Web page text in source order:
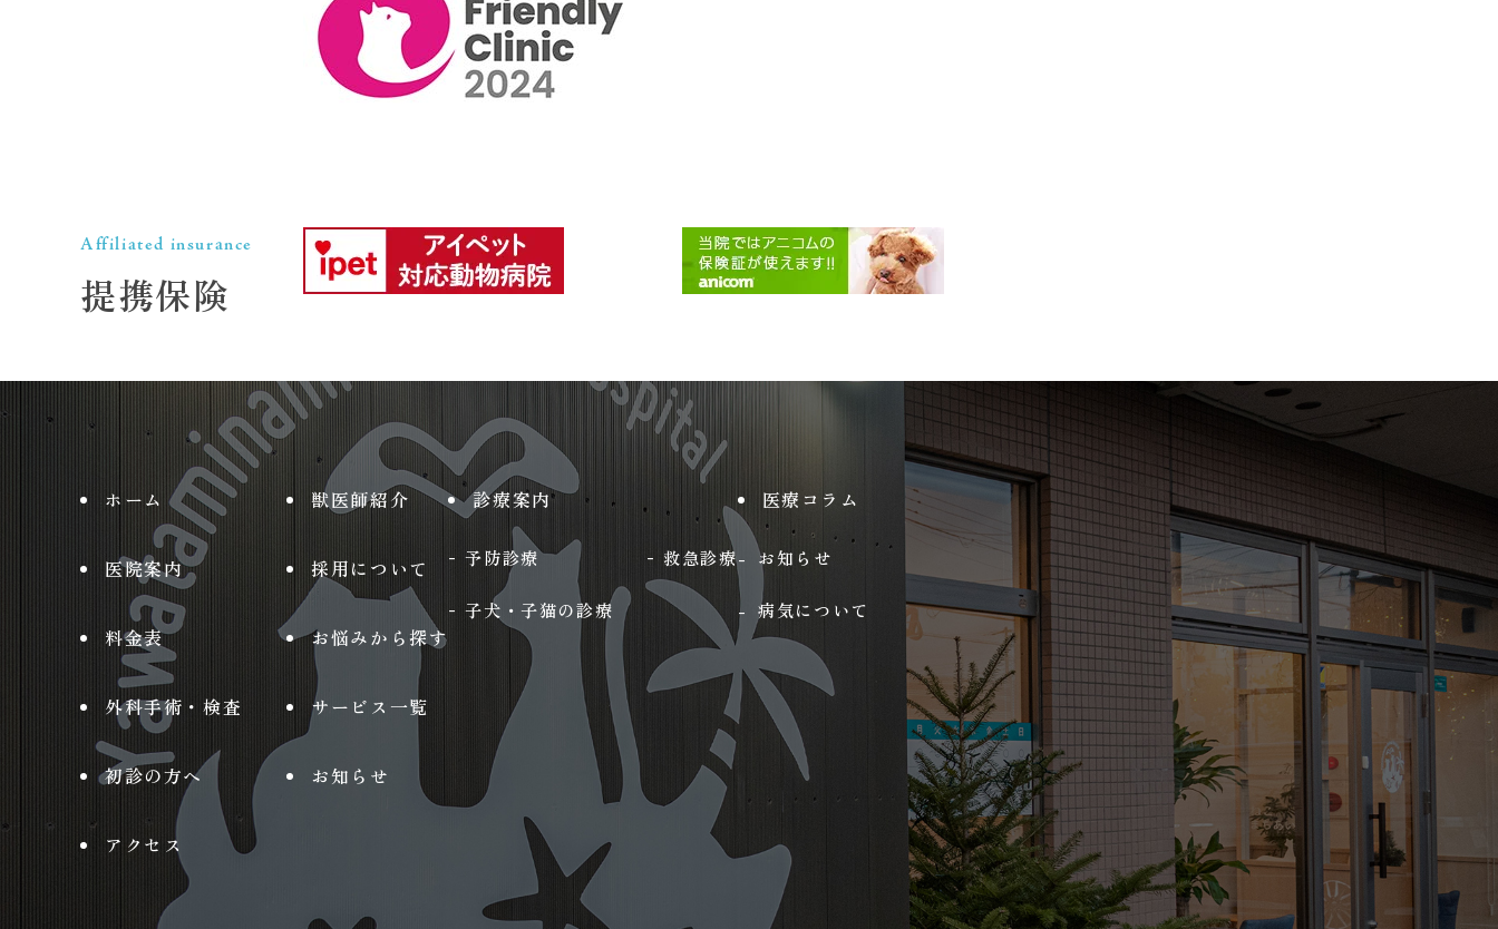
Affiliated insurance
提携保険
ホーム 獣医師紹介
医院案内 採用について
料金表 お悩みから探す
外科手術・検査 サービス一覧
初診の方へ お知らせ
アクセス
診療案内
予防診療 救急診療
子犬・子猫の診療
医療コラム
お知らせ
病気について